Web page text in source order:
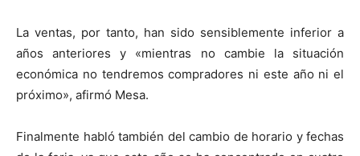
La ventas, por tanto, han sido sensiblemente inferior a
años anteriores y «mientras no cambie la situación
económica no tendremos compradores ni este año ni el
próximo», afirmó Mesa.
Finalmente habló también del cambio de horario y fechas